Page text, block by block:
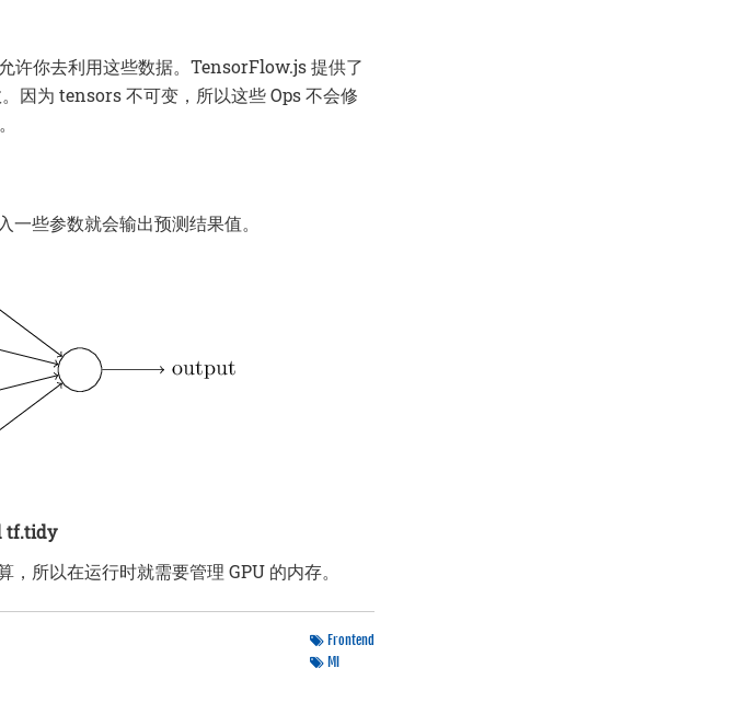
许你去利用这些数据。TensorFlow.js 提供了
因为 tensors 不可变，所以这些 Ops 不会修
些参数就会输出预测结果值。
tf.tidy
所以在运行时就需要管理 GPU 的内存。
Frontend
Ml